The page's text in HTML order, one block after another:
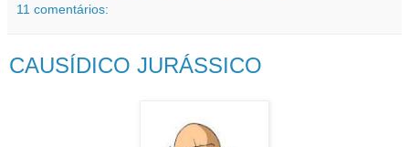
11 comentários:
CAUSÍDICO JURÁSSICO